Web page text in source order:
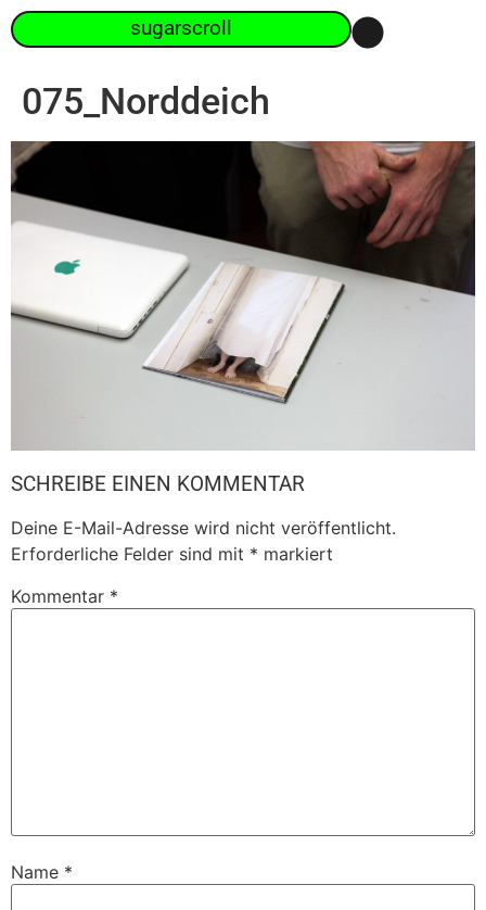
sugarscroll
075_Norddeich
SCHREIBE EINEN KOMMENTAR
Deine E-Mail-Adresse wird nicht veröffentlicht.
Erforderliche Felder sind mit * markiert
Kommentar *
Name *